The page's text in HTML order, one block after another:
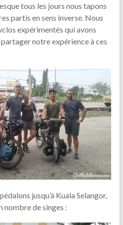
tous les jours nous tapons
partis en sens inverse. Nous
expérimentés qui avons
notre expérience à ces
jusqu’à Kuala Selangor,
nombre de singes :